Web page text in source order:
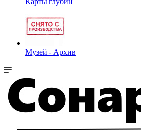
Карты глубин
Музей - Архив